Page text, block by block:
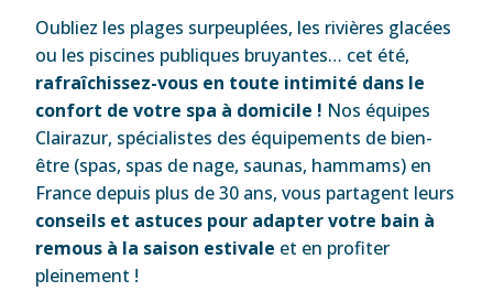
Oubliez les plages surpeuplées, les rivières glacées
ou les piscines publiques bruyantes… cet été,
rafraîchissez-vous en toute intimité dans le
confort de votre spa à domicile ! Nos équipes
Clairazur, spécialistes des équipements de bien-
être (spas, spas de nage, saunas, hammams) en
France depuis plus de 30 ans, vous partagent leurs
conseils et astuces pour adapter votre bain à
remous à la saison estivale et en profiter
pleinement !